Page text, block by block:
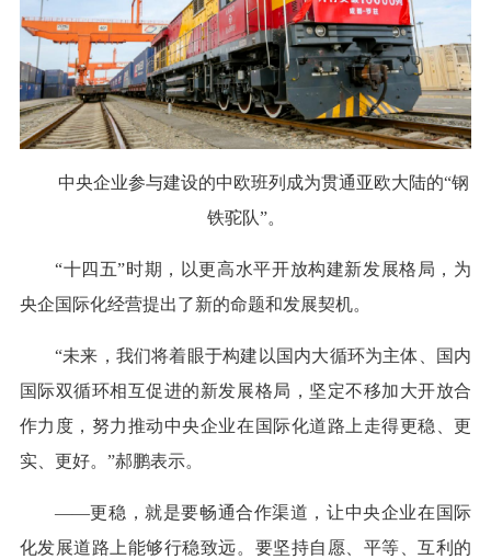
中央企业参与建设的中欧班列成为贯通亚欧大陆的“钢
铁驼队”。
“十四五”时期，以更高水平开放构建新发展格局，为
央企国际化经营提出了新的命题和发展契机。
“未来，我们将着眼于构建以国内大循环为主体、国内
国际双循环相互促进的新发展格局，坚定不移加大开放合
作力度，努力推动中央企业在国际化道路上走得更稳、更
实、更好。”郝鹏表示。
——更稳，就是要畅通合作渠道，让中央企业在国际
化发展道路上能够行稳致远。要坚持自愿、平等、互利的